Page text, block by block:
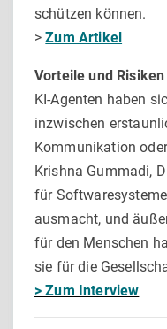
schützen können.
>Zum Artikel
Vorteile und
KI-Agenten haben
inzwischen
Kommunikation
Krishna Gummadi,
für
ausmacht, und
für den Menschen
sie für die
> Zum Interview